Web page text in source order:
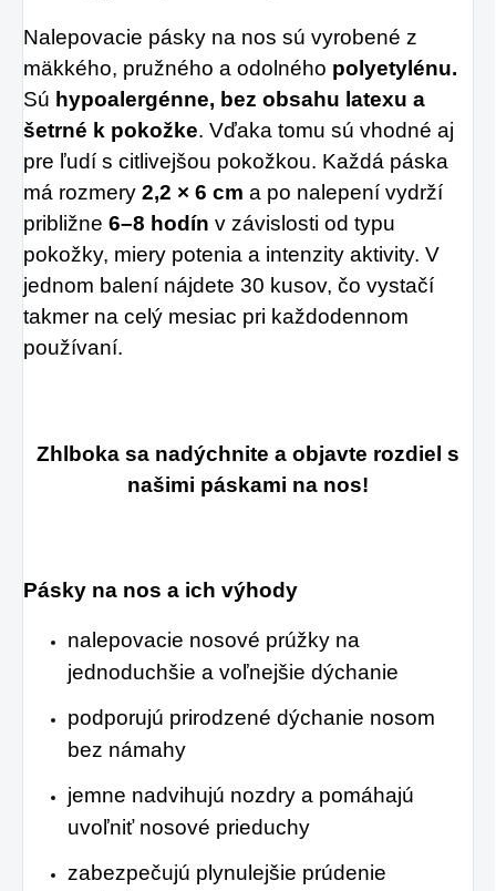
Nalepovacie pásky na nos sú vyrobené z
mäkkého, pružného a odolného polyetylénu.
Sú hypoalergénne, bez obsahu latexu a
šetrné k pokožke. Vďaka tomu sú vhodné aj
pre ľudí s citlivejšou pokožkou. Každá páska
má rozmery 2,2 × 6 cm a po nalepení vydrží
približne 6–8 hodín v závislosti od typu
pokožky, miery potenia a intenzity aktivity. V
jednom balení nájdete 30 kusov, čo vystačí
takmer na celý mesiac pri každodennom
používaní.
Zhlboka sa nadýchnite a objavte rozdiel s
našimi páskami na nos!
Pásky na nos a ich výhody
nalepovacie nosové prúžky na
jednoduchšie a voľnejšie dýchanie
podporujú prirodzené dýchanie nosom
bez námahy
jemne nadvihujú nozdry a pomáhajú
uvoľniť nosové prieduchy
zabezpečujú plynulejšie prúdenie